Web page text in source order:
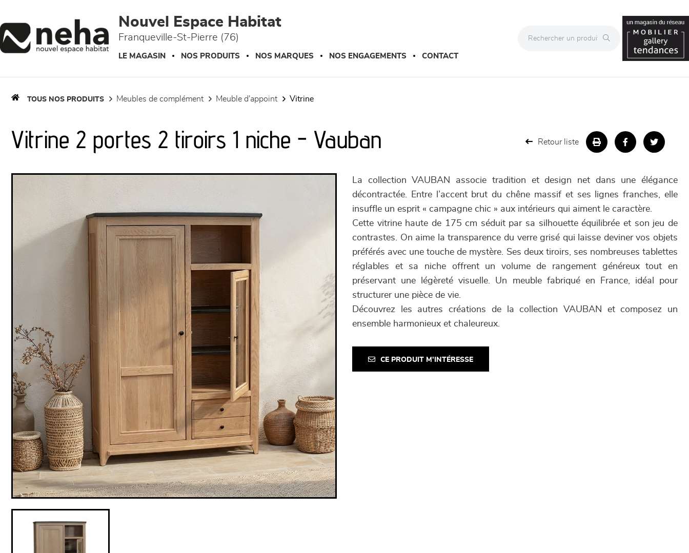
Nouvel Espace Habitat
Franqueville-St-Pierre (76)
LE MAGASIN NOS PRODUITS NOS MARQUES NOS ENGAGEMENTS CONTACT
TOUS NOS PRODUITS meubles de complément meuble d'appoint vitrine
Vitrine 2 portes 2 tiroirs 1 niche - Vauban Retour liste
La collection VAUBAN associe tradition et design net dans une élégance
décontractée. Entre l’accent brut du chêne massif et ses lignes franches, elle
insuffle un esprit « campagne chic » aux intérieurs qui aiment le caractère.
Cette vitrine haute de 175 cm séduit par sa silhouette équilibrée et son jeu de
contrastes. On aime la transparence du verre grisé qui laisse deviner vos objets
préférés avec une touche de mystère. Ses deux tiroirs, ses nombreuses tablettes
réglables et sa niche offrent un volume de rangement généreux tout en
préservant une légèreté visuelle. Un meuble fabriqué en France, idéal pour
structurer une pièce de vie.
Découvrez les autres créations de la collection VAUBAN et composez un
ensemble harmonieux et chaleureux.
CE PRODUIT M'INTÉRESSE